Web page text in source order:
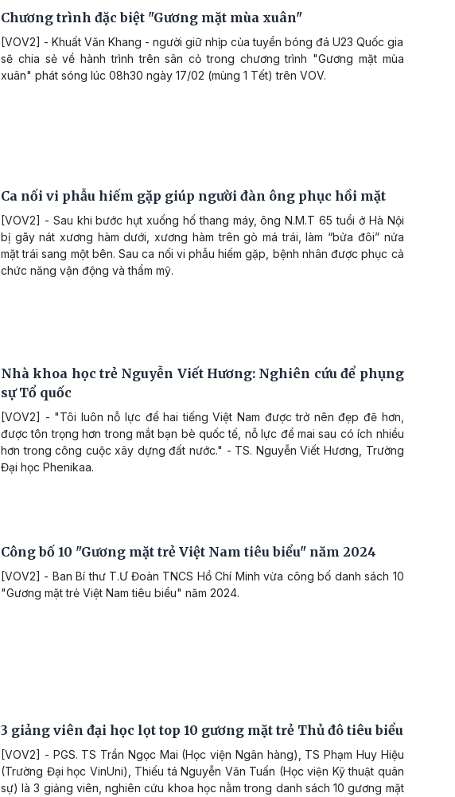
Chương trình đặc biệt "Gương mặt mùa xuân"
[VOV2] - Khuất Văn Khang - người giữ nhịp của tuyển bóng đá U23 Quốc gia
sẽ chia sẻ về hành trình trên sân cỏ trong chương trình "Gương mặt mùa
xuân" phát sóng lúc 08h30 ngày 17/02 (mùng 1 Tết) trên VOV.
Ca nối vi phẫu hiếm gặp giúp người đàn ông phục hồi mặt
[VOV2] - Sau khi bước hụt xuống hố thang máy, ông N.M.T 65 tuổi ở Hà Nội
bị gãy nát xương hàm dưới, xương hàm trên gò má trái, làm “bửa đôi” nửa
mặt trái sang một bên. Sau ca nối vi phẫu hiếm gặp, bệnh nhân được phục cả
chức năng vận động và thẩm mỹ.
Nhà khoa học trẻ Nguyễn Viết Hương: Nghiên cứu để phụng
sự Tổ quốc
[VOV2] - "Tôi luôn nỗ lực để hai tiếng Việt Nam được trở nên đẹp đẽ hơn,
được tôn trọng hơn trong mắt bạn bè quốc tế, nỗ lực để mai sau có ích nhiều
hơn trong công cuộc xây dựng đất nước." - TS. Nguyễn Viết Hương, Trường
Đại học Phenikaa.
Công bố 10 "Gương mặt trẻ Việt Nam tiêu biểu" năm 2024
[VOV2] - Ban Bí thư T.Ư Đoàn TNCS Hồ Chí Minh vừa công bố danh sách 10
"Gương mặt trẻ Việt Nam tiêu biểu" năm 2024.
3 giảng viên đại học lọt top 10 gương mặt trẻ Thủ đô tiêu biểu
[VOV2] - PGS. TS Trần Ngọc Mai (Học viện Ngân hàng), TS Phạm Huy Hiệu
(Trường Đại học VinUni), Thiếu tá Nguyễn Văn Tuấn (Học viện Kỹ thuật quân
sự) là 3 giảng viên, nghiên cứu khoa học nằm trong danh sách 10 gương mặt